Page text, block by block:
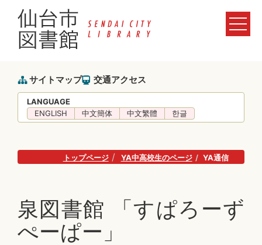
サイトマップ 交通アクセス
LANGUAGE
ENGLISH
中文簡体 中文繁體 한글
トップページ YA中高校生のページ YA通信
泉図書館 「すぱろーず
ぺーぱー」